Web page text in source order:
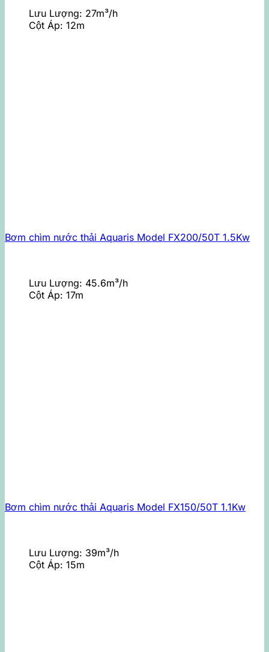
Lưu Lượng: 27m³/h
Cột Áp: 12m
Bơm chìm nước thải Aquaris Model FX200/50T 1.5Kw
Lưu Lượng: 45.6m³/h
Cột Áp: 17m
Bơm chìm nước thải Aquaris Model FX150/50T 1.1Kw
Lưu Lượng: 39m³/h
Cột Áp: 15m